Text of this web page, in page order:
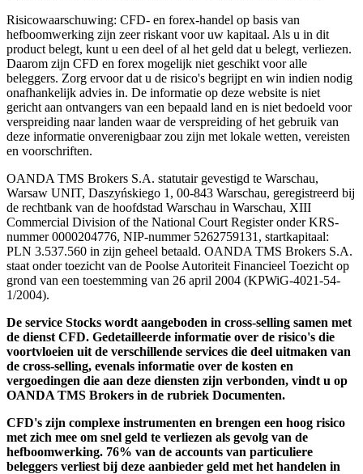
Risicowaarschuwing: CFD- en forex-handel op basis van
hefboomwerking zijn zeer riskant voor uw kapitaal. Als u in dit
product belegt, kunt u een deel of al het geld dat u belegt, verliezen.
Daarom zijn CFD en forex mogelijk niet geschikt voor alle
beleggers. Zorg ervoor dat u de risico's begrijpt en win indien nodig
onafhankelijk advies in. De informatie op deze website is niet
gericht aan ontvangers van een bepaald land en is niet bedoeld voor
verspreiding naar landen waar de verspreiding of het gebruik van
deze informatie onverenigbaar zou zijn met lokale wetten, vereisten
en voorschriften.
OANDA TMS Brokers S.A. statutair gevestigd te Warschau,
Warsaw UNIT, Daszyńskiego 1, 00-843 Warschau, geregistreerd bij
de rechtbank van de hoofdstad Warschau in Warschau, XIII
Commercial Division of the National Court Register onder KRS-
nummer 0000204776, NIP-nummer 5262759131, startkapitaal:
PLN 3.537.560 in zijn geheel betaald. OANDA TMS Brokers S.A.
staat onder toezicht van de Poolse Autoriteit Financieel Toezicht op
grond van een toestemming van 26 april 2004 (KPWiG-4021-54-
1/2004).
De service Stocks wordt aangeboden in cross-selling samen met
de dienst CFD. Gedetailleerde informatie over de risico's die
voortvloeien uit de verschillende services die deel uitmaken van
de cross-selling, evenals informatie over de kosten en
vergoedingen die aan deze diensten zijn verbonden, vindt u op
OANDA TMS Brokers in de rubriek Documenten.
CFD's zijn complexe instrumenten en brengen een hoog risico
met zich mee om snel geld te verliezen als gevolg van de
hefboomwerking. 76% van de accounts van particuliere
beleggers verliest bij deze aanbieder geld met het handelen in